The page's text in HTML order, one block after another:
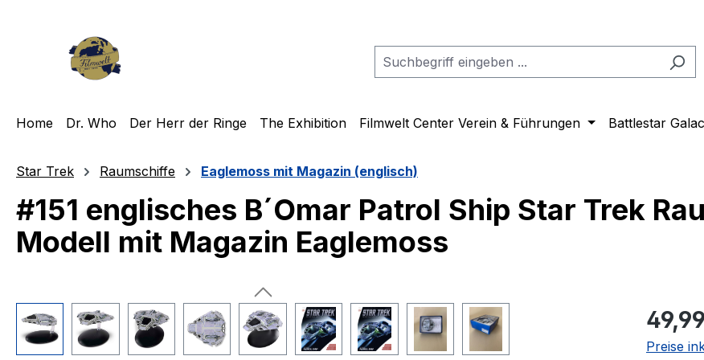
Home Dr. Who Der Herr der Ringe The Exhibition Filmwelt Center Verein & Führungen Battlestar
Star Trek Raumschiffe Eaglemoss mit Magazin (englisch)
#151 englisches B´Omar Patrol Ship Star Trek
Modell mit Magazin Eaglemoss
Preise